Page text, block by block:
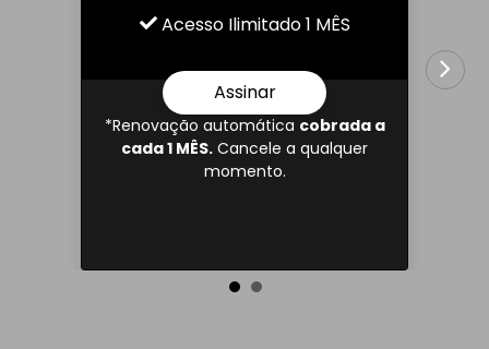
Acesso Ilimitado 1 MÊS
Assinar
*Renovação automática cobrada a
cada 1 MÊS. Cancele a qualquer
momento.